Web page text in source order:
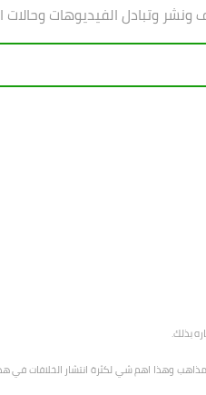
وتبادل الفيديوهات وحالات
بذلك.
والمذاهب وهذا اهم شي لكثرة انتشار